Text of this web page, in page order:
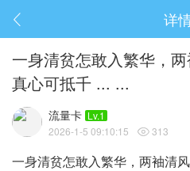
 详
一身清贫怎敢入繁华，两
真心可抵千 ... ...
流量卡 Lv.1
2026-1-5 09:10:15
313
一身清贫怎敢入繁华，两袖清